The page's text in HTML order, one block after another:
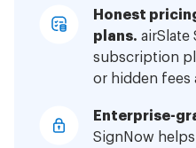
Honest
plans. airSlate
subscription
or hidden fees
Enterprise-
SignNow